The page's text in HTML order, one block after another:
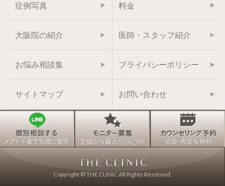
症例写真 料金
大阪院の紹介 医師・スタッフ紹介
お悩み相談集 プライバシーポリシー
サイトマップ お問い合わせ
Copyright © THE CLINIC All Rights Reserved.